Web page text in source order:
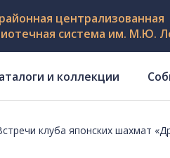
централизованная
система им. М.Ю.
и коллекции
клуба японских шахмат